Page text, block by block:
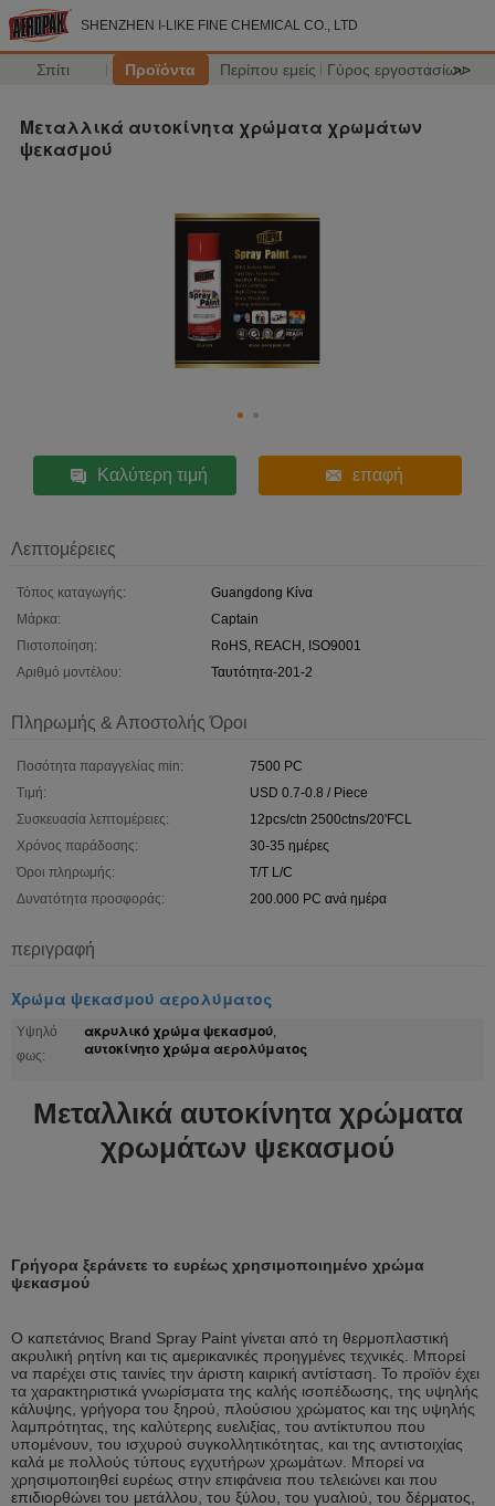
SHENZHEN I-LIKE FINE CHEMICAL CO., LTD
Σπίτι Προϊόντα Περίπου εμείς Γύρος εργοστασίων
>>
Μεταλλικά αυτοκίνητα χρώματα χρωμάτων
ψεκασμού
Καλύτερη τιμή επαφή
Λεπτομέρειες
Τόπος καταγωγής:
Guangdong Κίνα
Μάρκα:
Captain
Πιστοποίηση:
RoHS, REACH, ISO9001
Αριθμό μοντέλου:
Ταυτότητα-201-2
Πληρωμής & Αποστολής Όροι
Ποσότητα παραγγελίας min:
7500 PC
Τιμή:
USD 0.7-0.8 / Piece
Συσκευασία λεπτομέρειες:
12pcs/ctn 2500ctns/20'FCL
Χρόνος παράδοσης:
30-35 ημέρες
Όροι πληρωμής:
T/T L/C
Δυνατότητα προσφοράς:
200.000 PC ανά ημέρα
περιγραφή
Χρώμα ψεκασμού αερολύματος
Υψηλό
φως:
ακρυλικό χρώμα ψεκασμού,
αυτοκίνητο χρώμα αερολύματος
Μεταλλικά αυτοκίνητα χρώματα
χρωμάτων ψεκασμού
Γρήγορα ξεράνετε το ευρέως χρησιμοποιημένο χρώμα
ψεκασμού
Ο καπετάνιος Brand Spray Paint γίνεται από τη θερμοπλαστική
ακρυλική ρητίνη και τις αμερικανικές προηγμένες τεχνικές. Μπορεί
να παρέχει στις ταινίες την άριστη καιρική αντίσταση. Το προϊόν έχει
τα χαρακτηριστικά γνωρίσματα της καλής ισοπέδωσης, της υψηλής
κάλυψης, γρήγορα του ξηρού, πλούσιου χρώματος και της υψηλής
λαμπρότητας, της καλύτερης ευελιξίας, του αντίκτυπου που
υπομένουν, του ισχυρού συγκολλητικότητας, και της αντιστοιχίας
καλά με πολλούς τύπους εγχυτήρων χρωμάτων. Μπορεί να
χρησιμοποιηθεί ευρέως στην επιφάνεια που τελειώνει και που
επιδιορθώνει του μετάλλου, του ξύλου, του γυαλιού, του δέρματος,